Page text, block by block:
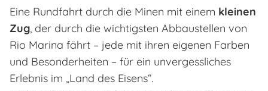
Eine Rundfahrt durch die Minen mit einem kleinen
Zug, der durch die wichtigsten Abbaustellen von
Rio Marina fährt – jede mit ihren eigenen Farben
und Besonderheiten – für ein unvergessliches
Erlebnis im „Land des Eisens“.